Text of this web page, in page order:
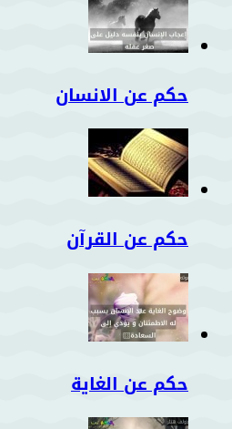
حكم عن الانسان
حكم عن القرآن
حكم عن الغاية